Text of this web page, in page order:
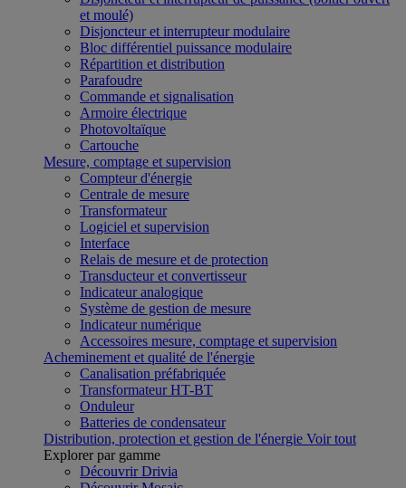
et moulé)
Disjoncteur et interrupteur modulaire
Bloc différentiel puissance modulaire
Répartition et distribution
Parafoudre
Commande et signalisation
Armoire électrique
Photovoltaïque
Cartouche
Mesure, comptage et supervision
Compteur d'énergie
Centrale de mesure
Transformateur
Logiciel et supervision
Interface
Relais de mesure et de protection
Transducteur et convertisseur
Indicateur analogique
Système de gestion de mesure
Indicateur numérique
Accessoires mesure, comptage et supervision
Acheminement et qualité de l'énergie
Canalisation préfabriquée
Transformateur HT-BT
Onduleur
Batteries de condensateur
Distribution, protection et gestion de l'énergie Voir tout
Explorer par gamme
Découvrir Drivia